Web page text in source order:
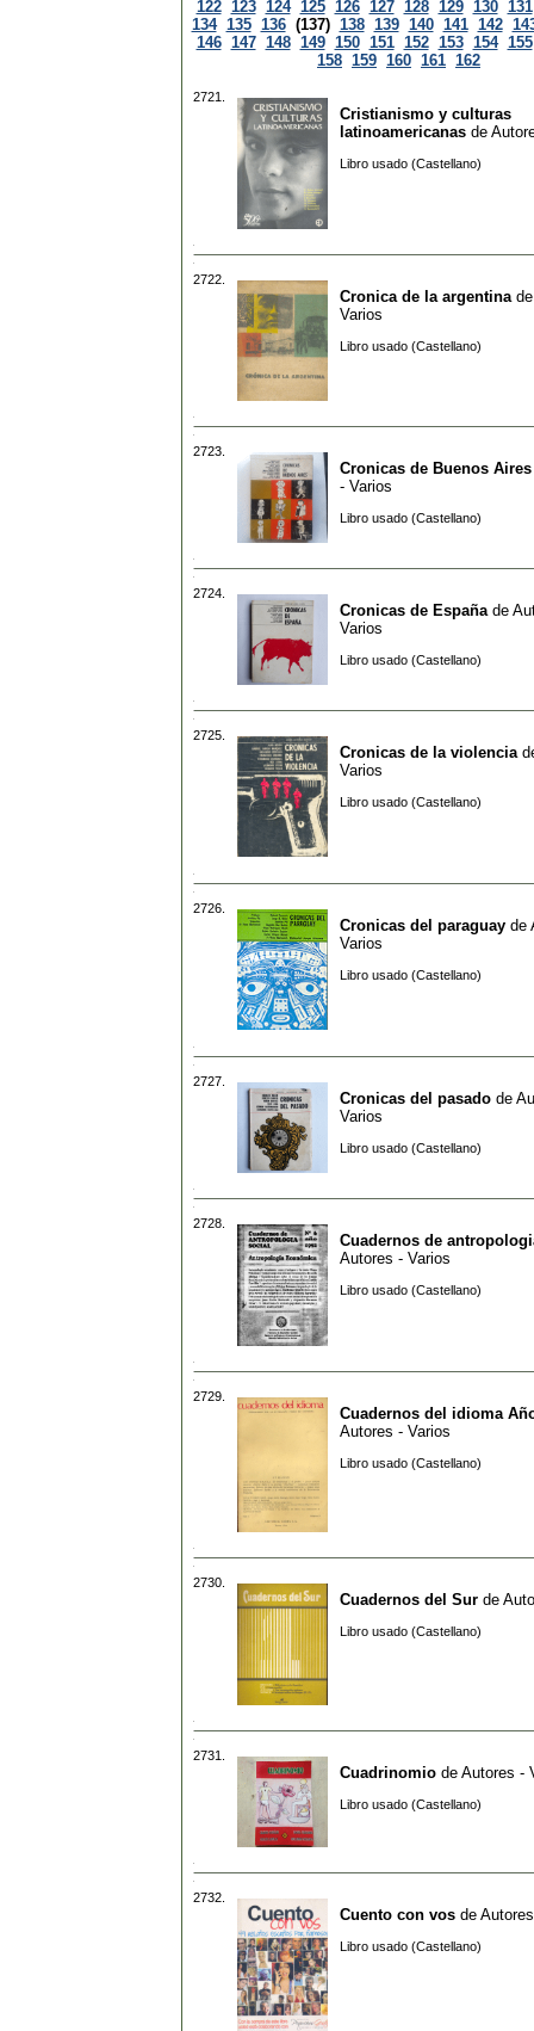
122 123 124 125 126 127 128 129 130 131
134 135 136 (137) 138 139 140 141 142
146 147 148 149 150 151 152 153 154 155
158 159 160 161 162
2721.
Cristianismo y culturas
latinoamericanas de
Libro usado (Castellano)
2722.
Cronica de la argentina
Varios
Libro usado (Castellano)
2723.
Cronicas de Buenos Aires
- Varios
Libro usado (Castellano)
2724.
Cronicas de España de
Varios
Libro usado (Castellano)
2725.
Cronicas de la violencia
Varios
Libro usado (Castellano)
2726.
Cronicas del paraguay de
Varios
Libro usado (Castellano)
2727.
Cronicas del pasado de
Varios
Libro usado (Castellano)
2728.
Cuadernos de
Autores - Varios
Libro usado (Castellano)
2729.
Cuadernos del idioma
Autores - Varios
Libro usado (Castellano)
2730.
Cuadernos del Sur de
Libro usado (Castellano)
2731.
Cuadrinomio de Autores -
Libro usado (Castellano)
2732.
Cuento con vos de
Libro usado (Castellano)